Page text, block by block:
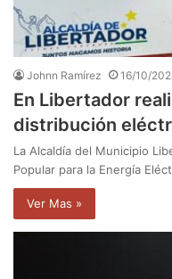
Johnn Ramírez 16/10/
En Libertador
distribución
La Alcaldía del Municipio
Popular para la Energía
Ver Mas »